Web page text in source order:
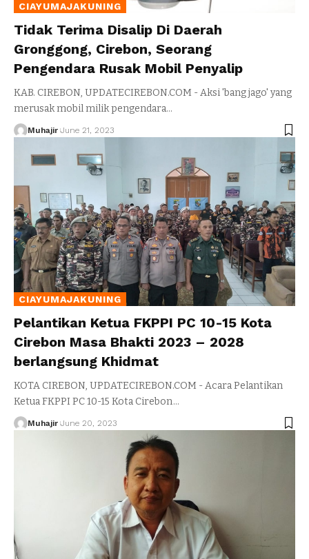
CIAYUMAJAKUNING
Tidak Terima Disalip Di Daerah
Gronggong, Cirebon, Seorang
Pengendara Rusak Mobil Penyalip
KAB. CIREBON, UPDATECIREBON.COM - Aksi 'bang jago' yang
merusak mobil milik pengendara…
Muhajir June 21, 2023
CIAYUMAJAKUNING
Pelantikan Ketua FKPPI PC 10-15 Kota
Cirebon Masa Bhakti 2023 – 2028
berlangsung Khidmat
KOTA CIREBON, UPDATECIREBON.COM - Acara Pelantikan
Ketua FKPPI PC 10-15 Kota Cirebon…
Muhajir June 20, 2023